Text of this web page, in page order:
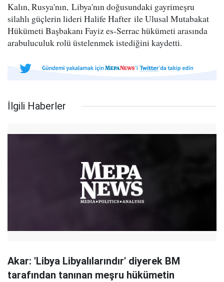
Kalın, Rusya'nın, Libya'nın doğusundaki gayrimeşru
silahlı güçlerin lideri Halife Hafter ile Ulusal Mutabakat
Hükümeti Başbakanı Fayiz es-Serrac hükümeti arasında
arabuluculuk rolü üstelenmek istediğini kaydetti.
İlgili Haberler
Akar: 'Libya Libyalılarındır' diyerek BM
tarafından tanınan meşru hükümetin